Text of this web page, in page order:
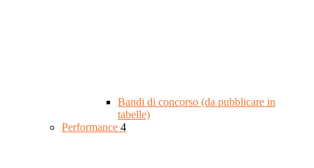
Bandi di concorso (da pubblicare in
tabelle)
Performance 4